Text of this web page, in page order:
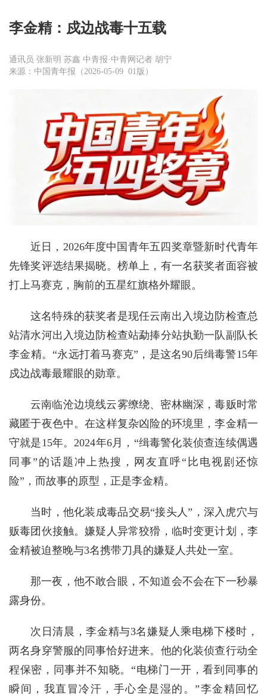
李金精：戍边战毒十五载
通讯员 张新明 苏鑫 中青报·中青网记者 胡宁
来源：中国青年报（2026-05-09 01版）
近日，2026年度中国青年五四奖章暨新时代青年
先锋奖评选结果揭晓。榜单上，有一名获奖者面容被
打上马赛克，胸前的五星红旗格外耀眼。
这名特殊的获奖者是现任云南出入境边防检查总
站清水河出入境边防检查站勐捧分站执勤一队副队长
李金精。“永远打着马赛克”，是这名90后缉毒警15年
戍边战毒最耀眼的勋章。
云南临沧边境线云雾缭绕、密林幽深，毒贩时常
藏匿于夜色中。在这样复杂凶险的环境里，李金精一
守就是15年。2024年6月，“缉毒警化装侦查连续偶遇
同事”的话题冲上热搜，网友直呼“比电视剧还惊
险”，而故事的原型，正是李金精。
当时，他化装成毒品交易“接头人”，深入虎穴与
贩毒团伙接触。嫌疑人异常狡猾，临时变更计划，李
金精被迫整晚与3名携带刀具的嫌疑人共处一室。
那一夜，他不敢合眼，不知道会不会在下一秒暴
露身份。
次日清晨，李金精与3名嫌疑人乘电梯下楼时，
两名身穿警服的同事恰好进来。他的化装侦查行动全
程保密，同事并不知晓。“电梯门一开，看到同事的
瞬间，我直冒冷汗，手心全是湿的。”李金精回忆